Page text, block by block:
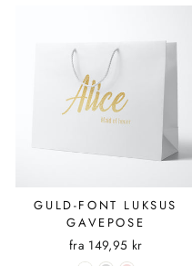
GULD-FONT LUKSUS
GAVEPOSE
fra 149,95 kr